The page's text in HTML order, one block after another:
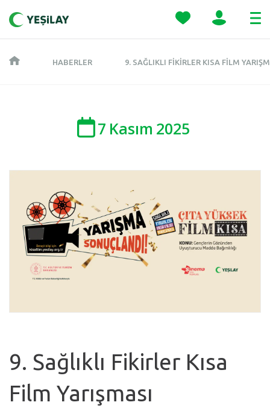
HABERLER 9. SAĞLIKLI FIKIRLER KISA FILM
7 Kasım 2025
9. Sağlıklı Fikirler Kısa
Film Yarışması